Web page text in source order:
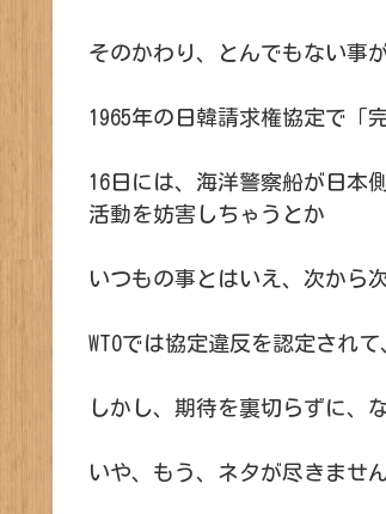
そのかわり、とんでもない事
1965年の日韓請求権協定で「
16日には、海洋警察船が日本
活動を妨害しちゃうとか
いつもの事とはいえ、次から
WTOでは協定違反を認定され
しかし、期待を裏切らずに、
いや、もう、ネタが尽きませ